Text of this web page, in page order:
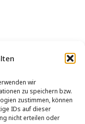
wir
zu speichern bzw.
zustimmen, können
IDs auf dieser
nicht erteilen oder